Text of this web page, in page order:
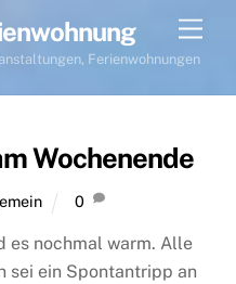
Ferienwohnungen
Wochenende
0
es nochmal warm. Alle
sei ein Spontantripp an